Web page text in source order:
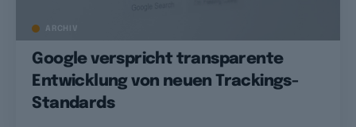
ARCHIV
Google verspricht transparente
Entwicklung von neuen Trackings-
Standards